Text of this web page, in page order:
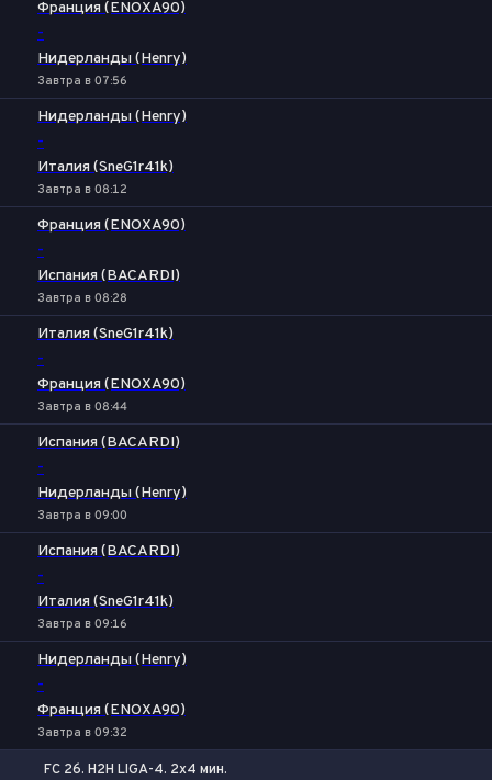
Франция (ENOXA90)
-
Нидерланды (Henry)
Завтра в 07:56
Нидерланды (Henry)
-
Италия (SneG1r41k)
Завтра в 08:12
Франция (ENOXA90)
-
Испания (BACARDI)
Завтра в 08:28
Италия (SneG1r41k)
-
Франция (ENOXA90)
Завтра в 08:44
Испания (BACARDI)
-
Нидерланды (Henry)
Завтра в 09:00
Испания (BACARDI)
-
Италия (SneG1r41k)
Завтра в 09:16
Нидерланды (Henry)
-
Франция (ENOXA90)
Завтра в 09:32
FC 26. H2H LIGA-4. 2x4 мин.